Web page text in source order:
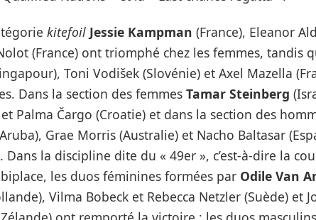
kitefoil Jessie Kampman (France), Eleanor
(France) ont triomphé chez les femmes, tandis
Toni Vodišek (Slovénie) et Axel Mazella
Dans la section des femmes Tamar Steinberg
Palma Čargo (Croatie) et dans la section des
Grae Morris (Australie) et Nacho Baltasar
. Dans la discipline dite du « 49er », c’est-à-dire la
les duos féminines formées par Odile Van
Vilma Bobeck et Rebecca Netzler (Suède) et